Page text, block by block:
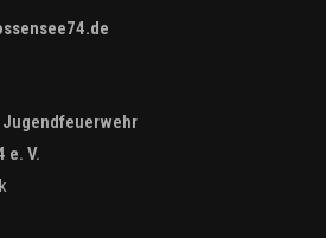
Jugendfeuerwehr
e. V.